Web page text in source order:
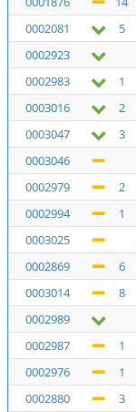
0002081
5
0002923
0002983
1
0003016
2
0003047
3
0003046
0002979
2
0002994
1
0003025
0002869
6
0003014
8
0002989
0002987
1
0002976
1
0002880
3